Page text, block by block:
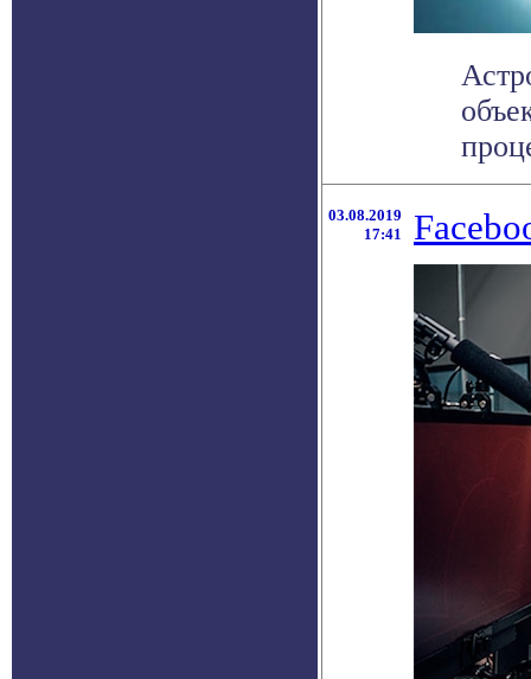
03.08.2019
17:41